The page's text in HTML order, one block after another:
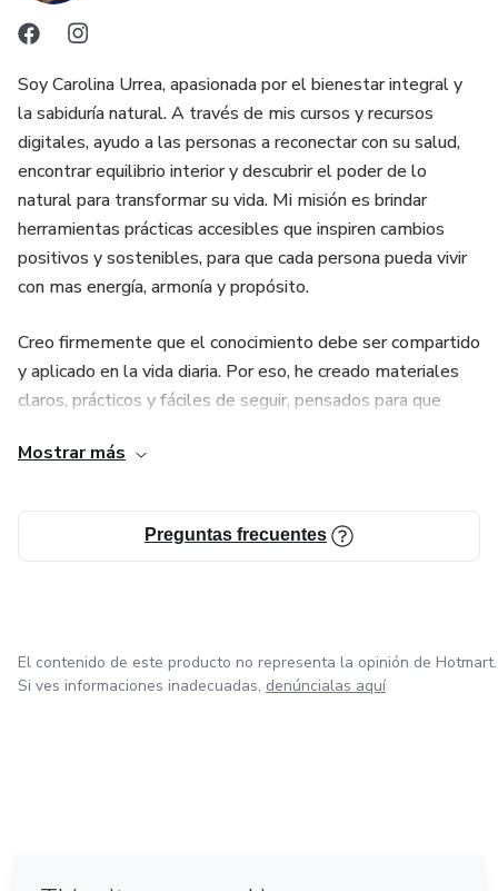
Soy Carolina Urrea, apasionada por el bienestar integral y
la sabiduría natural. A través de mis cursos y recursos
digitales, ayudo a las personas a reconectar con su salud,
encontrar equilibrio interior y descubrir el poder de lo
natural para transformar su vida. Mi misión es brindar
herramientas prácticas accesibles que inspiren cambios
positivos y sostenibles, para que cada persona pueda vivir
con mas energía, armonía y propósito.
Creo firmemente que el conocimiento debe ser compartido
y aplicado en la vida diaria. Por eso, he creado materiales
claros, prácticos y fáciles de seguir, pensados para que
comenzar a transformar su bienestar desde hoy. Mi
honestidad, dedicación y mucho amor por lo que hago.
Mostrar más
Preguntas frecuentes
El contenido de este producto no representa la opinión de Hotmart.
Si ves informaciones inadecuadas, denúncialas aquí